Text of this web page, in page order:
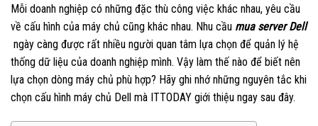
Mỗi doanh nghiệp có những đặc thù công việc khác nhau, yêu cầu
về cấu hình của máy chủ cũng khác nhau. Nhu cầu mua server Dell
ngày càng được rất nhiều người quan tâm lựa chọn để quản lý hệ
thống dữ liệu của doanh nghiệp mình. Vậy làm thế nào để biết nên
lựa chọn dòng máy chủ phù hợp? Hãy ghi nhớ những nguyên tắc khi
chọn cấu hình máy chủ Dell mà ITTODAY giới thiệu ngay sau đây.